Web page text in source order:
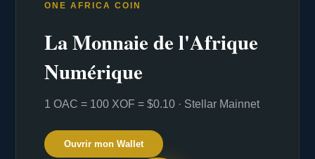
ONE AFRICA COIN
La Monnaie de l'Afrique
Numérique
1 OAC = 100 XOF = $0.10 · Stellar Mainnet
Ouvrir mon Wallet